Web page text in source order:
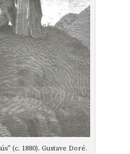
(c. 1880). Gustave Doré.